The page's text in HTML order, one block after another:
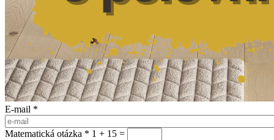
E-mail *
Matematická otázka * 1 + 15 =